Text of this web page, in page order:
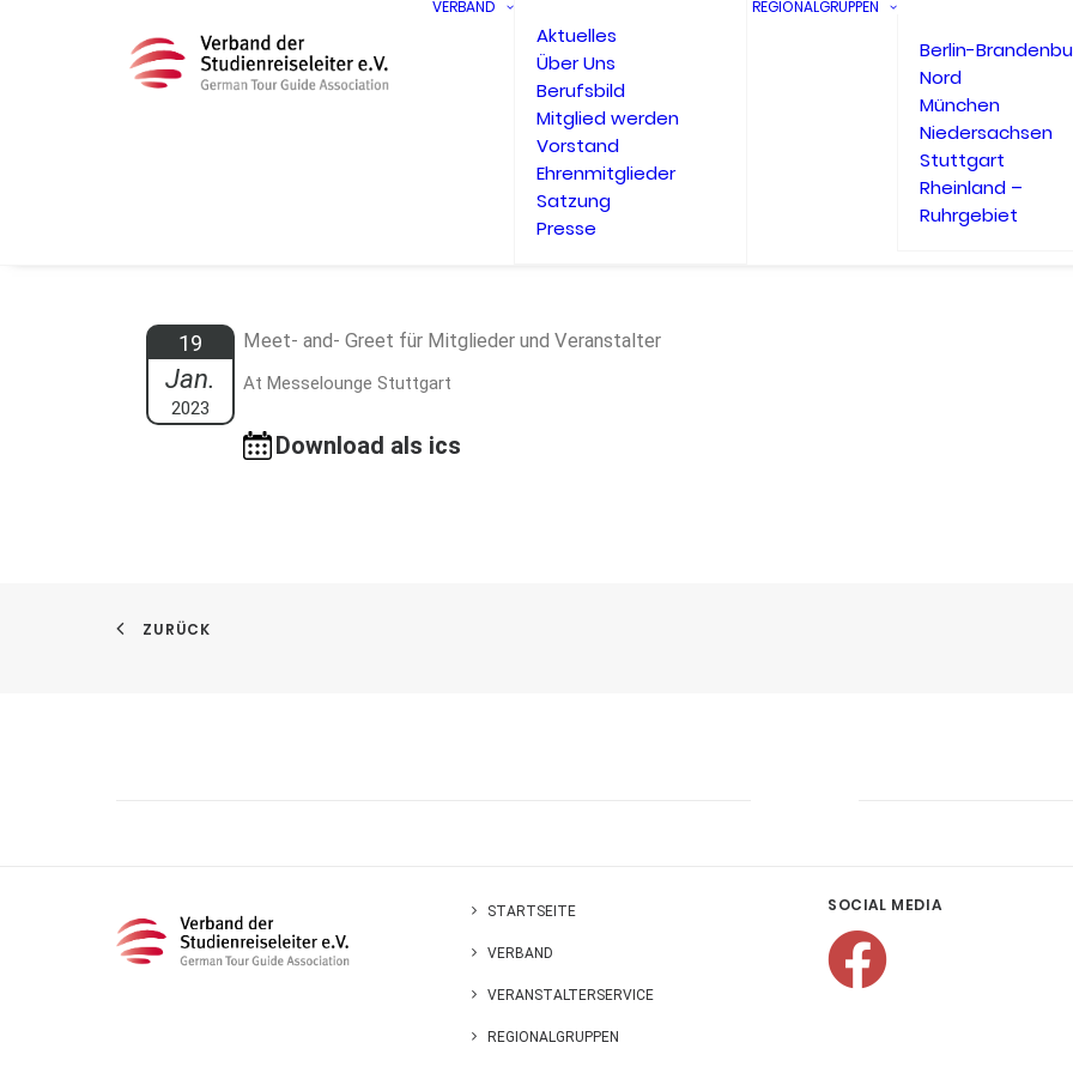
VERBAND
Aktuelles
Über Uns
Berufsbild
Mitglied werden
Vorstand
Ehrenmitglieder
Satzung
Presse
REGIONALGRUPPEN
Berlin-
Nord
München
Niedersachsen
Stuttgart
Rheinland –
Ruhrgebiet
19
Jan.
2023
Meet- and- Greet für Mitglieder und Veranstalter
At Messelounge Stuttgart
Download als ics
ZURÜCK
STARTSEITE
VERBAND
VERANSTALTERSERVICE
REGIONALGRUPPEN
SOCIAL MEDIA